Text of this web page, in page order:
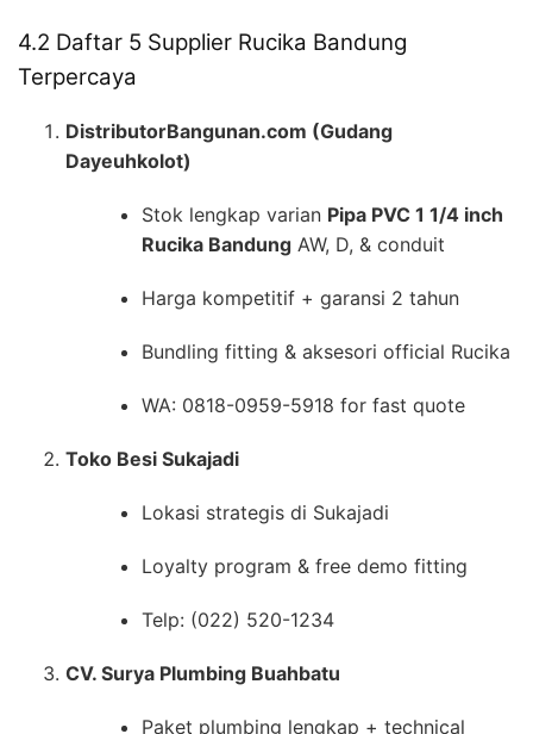
4.2 Daftar 5 Supplier Rucika Bandung
Terpercaya
DistributorBangunan.com (Gudang
Dayeuhkolot)
Stok lengkap varian Pipa PVC 1 1/4 inch
Rucika Bandung AW, D, & conduit
Harga kompetitif + garansi 2 tahun
Bundling fitting & aksesori official Rucika
WA: 0818-0959-5918 for fast quote
Toko Besi Sukajadi
Lokasi strategis di Sukajadi
Loyalty program & free demo fitting
Telp: (022) 520-1234
CV. Surya Plumbing Buahbatu
Paket plumbing lengkap + technical